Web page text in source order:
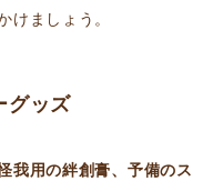
けましょう。
グッズ
我用の絆創膏、予備のス